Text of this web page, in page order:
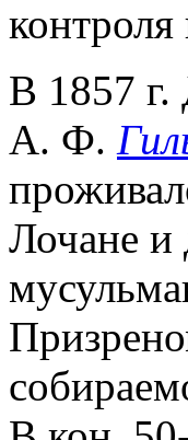
В 1857 г.
А. Ф.
Лочане и